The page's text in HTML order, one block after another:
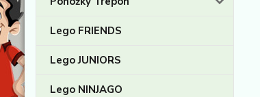
Lego FRIENDS
Lego JUNIORS
Lego NINJAGO